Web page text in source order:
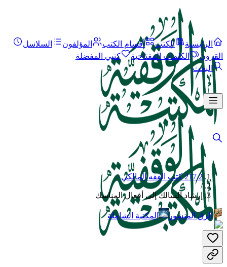
الرئيسية الكتب أقسام الكتب المؤلفون
السلاسل
القرون
الكلمات المفتاحية
كتبي المفضلة
البحث
217.2 كتب الفقه المالكي
/
إرشاد السالك إلى أفعال المناسك
الرق المنشور المكتبة الشاملة